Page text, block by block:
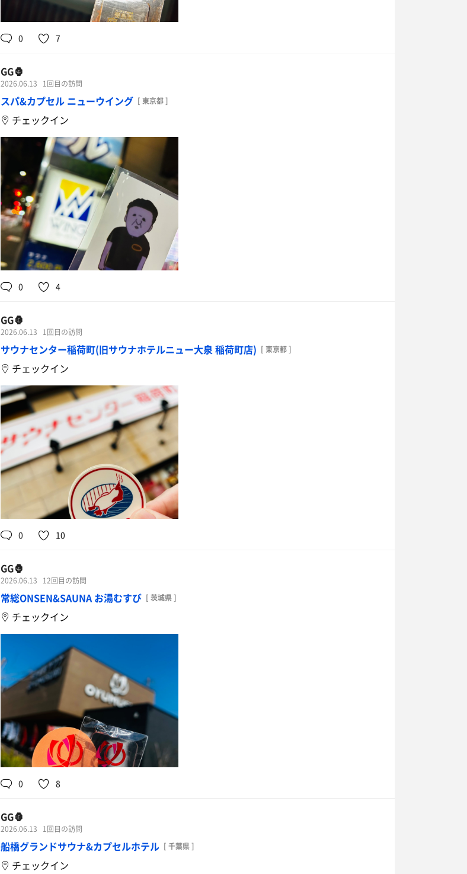
0 7
GG🦍
2026.06.13 1回目の訪問
スパ&カプセル ニューウイング [ 東京都 ]
チェックイン
0 4
GG🦍
2026.06.13 1回目の訪問
サウナセンター稲荷町(旧サウナホテルニュー大泉 稲荷町店) [ 東京都 ]
チェックイン
0 10
GG🦍
2026.06.13 12回目の訪問
常総ONSEN&SAUNA お湯むすび [ 茨城県 ]
チェックイン
0 8
GG🦍
2026.06.13 1回目の訪問
船橋グランドサウナ&カプセルホテル [ 千葉県 ]
チェックイン